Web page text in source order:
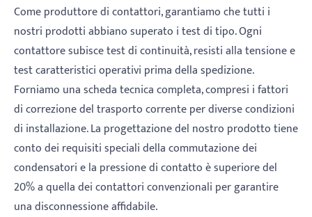
Come produttore di contattori, garantiamo che tutti i
nostri prodotti abbiano superato i test di tipo. Ogni
contattore subisce test di continuità, resisti alla tensione e
test caratteristici operativi prima della spedizione.
Forniamo una scheda tecnica completa, compresi i fattori
di correzione del trasporto corrente per diverse condizioni
di installazione. La progettazione del nostro prodotto tiene
conto dei requisiti speciali della commutazione dei
condensatori e la pressione di contatto è superiore del
20% a quella dei contattori convenzionali per garantire
una disconnessione affidabile.